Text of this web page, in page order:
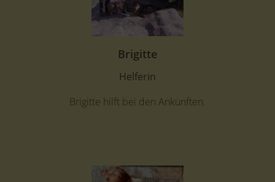
Brigitte
Helferin
Brigitte hilft bei den Ankünften.